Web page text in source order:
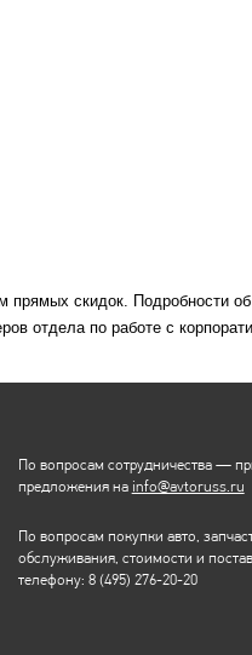
скидок. Подробности
отдела по работе с
По вопросам сотрудничества —
предложения на info@avtoruss.ru
По вопросам покупки авто,
обслуживания, стоимости и
телефону: 8 (495) 276-20-20